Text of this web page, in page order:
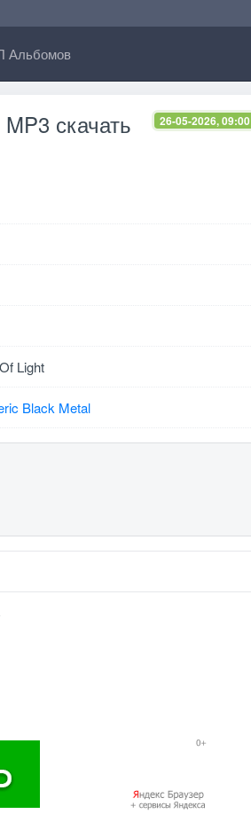
Альбомов
26-05-2026, 09:00
скачать
Light
Black Metal